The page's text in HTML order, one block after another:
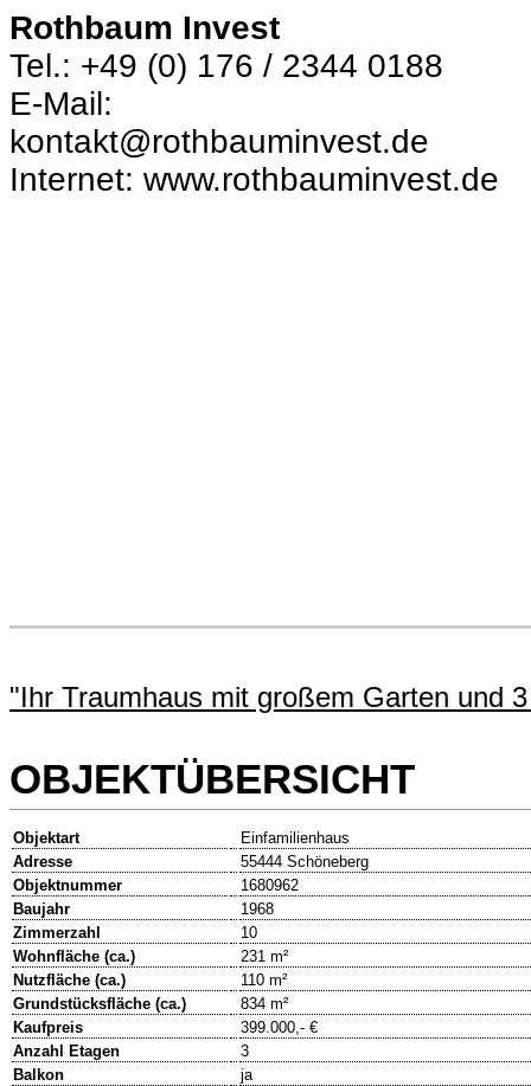
Rothbaum Invest
Tel.: +49 (0) 176 / 2344 0188
E-Mail:
kontakt@rothbauminvest.de
Internet: www.rothbauminvest.de
"Ihr Traumhaus mit großem Garten und
OBJEKTÜBERSICHT
Objektart
Einfamilienhaus
Adresse
55444 Schöneberg
Objektnummer
1680962
Baujahr
1968
Zimmerzahl
10
Wohnfläche (ca.)
231 m²
Nutzfläche (ca.)
110 m²
Grundstücksfläche (ca.)
834 m²
Kaufpreis
399.000,- €
Anzahl Etagen
3
Balkon
ja